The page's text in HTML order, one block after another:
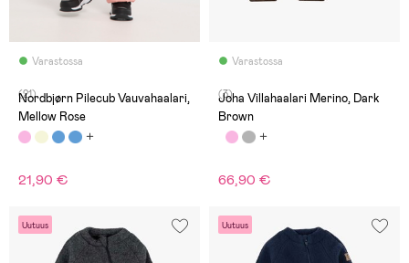
Varastossa
(21)
Nordbjørn Pilecub Vauvahaalari,
Mellow Rose
21,90 €
Varastossa
(3)
Joha Villahaalari Merino, Dark
Brown
66,90 €
Uutuus Uutuus